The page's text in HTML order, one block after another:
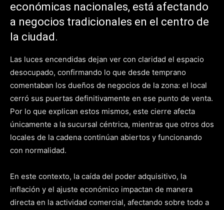
económicas nacionales, está afectando
a negocios tradicionales en el centro de
la ciudad.
Las luces encendidas dejan ver con claridad el espacio
desocupado, confirmando lo que desde temprano
comentaban los dueños de negocios de la zona: el local
cerró sus puertas definitivamente en ese punto de venta.
Por lo que explican estos mismos, este cierre afecta
únicamente a la sucursal céntrica, mientras que otros dos
locales de la cadena continúan abiertos y funcionando
con normalidad.
En este contexto, la caída del poder adquisitivo, la
inflación y el ajuste económico impactan de manera
directa en la actividad comercial, afectando sobre todo a